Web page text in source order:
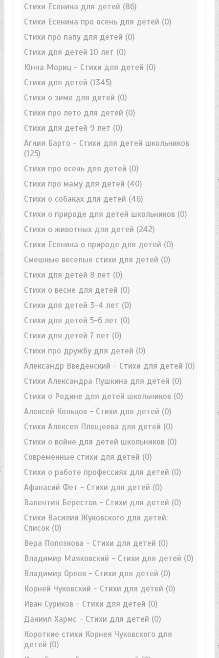
Стихи Есенина для детей (86)
Стихи Есенина про осень для детей (0)
Стихи про папу для детей (0)
Стихи для детей 10 лет (0)
Юнна Мориц - Стихи для детей (0)
Стихи для детей (1345)
Стихи о зиме для детей (0)
Стихи про лето для детей (0)
Стихи для детей 9 лет (0)
Агния Барто - Стихи для детей школьников
(125)
Стихи про осень для детей (0)
Стихи про маму для детей (40)
Стихи о собаках для детей (46)
Стихи о природе для детей школьников(0)
Стихи о животных для детей (242)
Стихи Есенина о природе для детей (0)
Смешные веселые стихи для детей (0)
Стихи для детей 8 лет (0)
Стихи о весне для детей (0)
Стихи для детей 3-4 лет (0)
Стихи для детей 5-6 лет (0)
Стихи для детей 7 лет (0)
Стихи про дружбу для детей (0)
Александр Введенский - Стихи для детей (0)
Стихи Александра Пушкина для детей (0)
Стихи о Родине для детей школьников(0)
Алексей Кольцов - Стихи для детей (0)
Стихи Алексея Плещеева для детей (0)
Стихи о войне для детей школьников(0)
Современные стихи для детей (0)
Стихи о работе профессиях для детей (0)
Афанасий Фет - Стихи для детей (0)
Валентин Берестов - Стихи для детей (0)
Стихи Василия Жуковского для детей:
Список(0)
Вера Полозкова - Стихи для детей (0)
Владимир Маяковский - Стихи для детей (0)
Владимир Орлов - Стихи для детей (0)
Корней Чуковский - Стихи для детей (0)
Иван Суриков - Стихи для детей (0)
Даниил Хармс - Стихи для детей (0)
Короткие стихи Корнея Чуковского для
детей (0)